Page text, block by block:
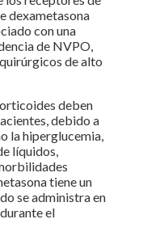
dexametasona
con una
de NVPO,
de alto
deben
debido a
la hiperglucemia,
líquidos,
tiene un
se administra en
el